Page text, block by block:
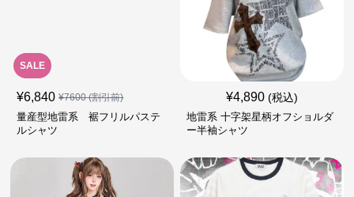
SALE
¥6,840 ¥7600(割引前)
量産型地雷系 裾フリルパステ
ルシャツ
¥4,890 (税込)
地雷系 十字架星柄オフショルダ
ー半袖シャツ